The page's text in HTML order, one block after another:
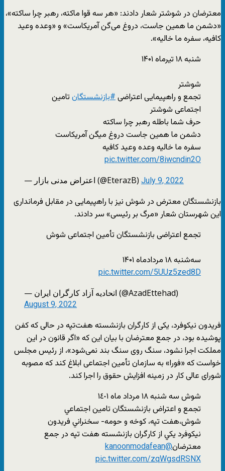
معترضان در شوشتر شعار دادند: «هر سه قوا ماکته، رهبر چرا ساکته»،
«دشمن ما همین جاست، دروغ می‌گن آمریکاست» و «وعده وعید
کافیه، سفره ما خالیه».
شنبه ۱۸ تیرماه ۱۴۰۱
شوشتر
تجمع و راهپیمایی اعتراضی#بازنشستگان تامین
اجتماعی شوشتر
حرف شما باطله رهبر چرا ساکته
دشمن ما همین جاست دروغ میگن آمریکاست
سفره ما خالیه وعده وعید کافیه
pic.twitter.com/8iwcndin2O
— اعتراض مدنی بازار (@EterazB) July 9, 2022
بازنشستگان معترض در شوش نیز با راهپیمایی در مقابل فرمانداری
این شهرستان شعار «مرگ بر رئیسی» سر دادند.
تجمع اعتراضی بازنشستگان تأمین اجتماعی شوش
سه‌شنبه ۱۸ مردادماه ۱۴۰۱
pic.twitter.com/5UUz5zed8D
— اتحادیه آزاد کارگران ایران (@AzadEttehad)
August 9, 2022
فریدون نیکوفرد، یکی از کارگران بازنشسته هفت‌تپه در حالی که کفن
پوشیده بود، در جمع معترضان با بیان این که «اگر قانون در این
مملکت اجرا نشود، سنگ روی سنگ بند نمی‌شود»، از رئیس مجلس
خواست که «فورا» به سازمان تأمین اجتماعی ابلاغ کند که مصوبه
شورای عالی کار در زمینه افزایش حقوق را اجرا کند.
شوش سه شنبه ١٨ مرداد ماه ١٤٠١
تجمع و اعتراض بازنشستگان تامين اجتماعي
شوش،هفت تپه، كوخه و حومه- سخنراني فريدون
نيكوفرد يكي از كارگران بازنشسته هفت تپه در جمع
معترضان@kanoonmodafean
pic.twitter.com/zqWgsdRSNX